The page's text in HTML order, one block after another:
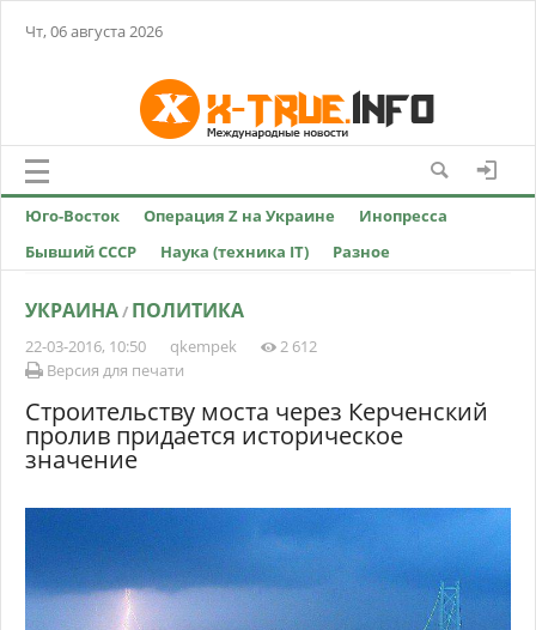
Чт, 06 августа 2026
Юго-Восток Операция Z на Украине
Инопресса
Бывший СССР
Наука (техника IT) Разное
УКРАИНА/ ПОЛИТИКА
22-03-2016, 10:50 qkempek
2 612
Версия для печати
Строительству моста через Керченский
пролив придается историческое
значение